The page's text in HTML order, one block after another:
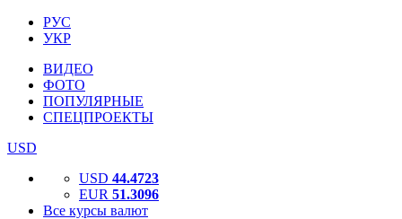
РУС
УКР
ВИДЕО
ФОТО
ПОПУЛЯРНЫЕ
СПЕЦПРОЕКТЫ
USD
USD 44.4723
EUR 51.3096
Все курсы валют